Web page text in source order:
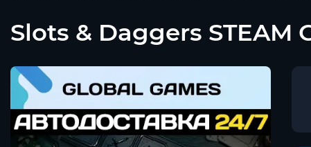
Slots & Daggers